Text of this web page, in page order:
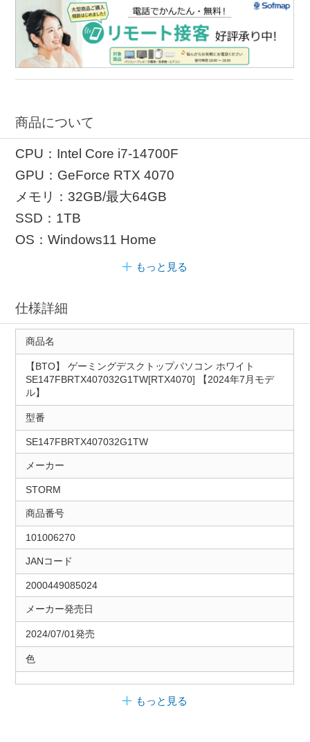
商品について
CPU：Intel Core i7-14700F
GPU：GeForce RTX 4070
メモリ：32GB/最大64GB
SSD：1TB
OS：Windows11 Home
もっと見る
仕様詳細
商品名
【BTO】 ゲーミングデスクトップパソコン ホワイト
SE147FBRTX407032G1TW[RTX4070] 【2024年7月モデ
ル】
型番
SE147FBRTX407032G1TW
メーカー
STORM
商品番号
101006270
JANコード
2000449085024
メーカー発売日
2024/07/01発売
色
もっと見る